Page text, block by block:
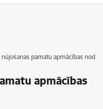
nūjošanas pamatu apmācības
apmācības